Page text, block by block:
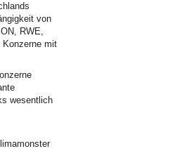
von
RWE,
mit
wesentlich